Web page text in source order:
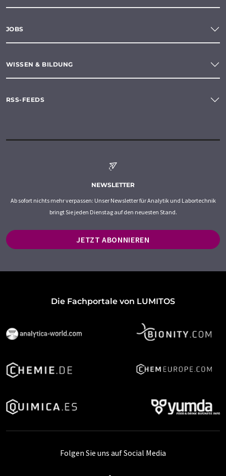
JOBS
WISSEN & BILDUNG
RSS-FEEDS
NEWSLETTER
Ab sofort nichts mehr verpassen: Unser Newsletter für Analytik und Labortechnik
bringt Sie jeden Dienstag auf den neuesten Stand.
JETZT ABONNIEREN
Die Fachportale von LUMITOS
Folgen Sie uns auf Social Media